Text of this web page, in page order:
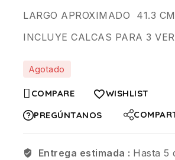
LARGO APROXIMADO 41.3 CM
INCLUYE CALCAS PARA 3
Agotado
COMPARE
WISHLIST
PREGÚNTANOS
Entrega estimada : Hasta 5